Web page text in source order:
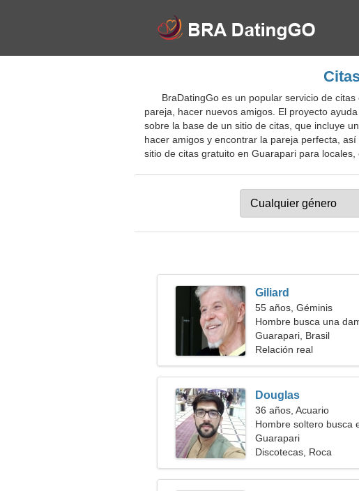
BraDatingGo es un popular servicio de
pareja, hacer nuevos amigos. El proyecto
sobre la base de un sitio de citas, que incluye
hacer amigos y encontrar la pareja perfecta,
sitio de citas gratuito en Guarapari para locales,
Giliard
55 años, Géminis
Hombre busca una
Guarapari, Brasil
Relación real
Douglas
36 años, Acuario
Hombre soltero busca
Guarapari
Discotecas, Roca